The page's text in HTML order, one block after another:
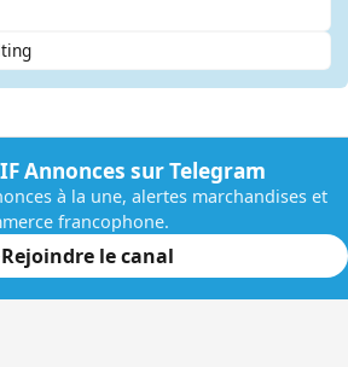
Annonces sur Telegram
à la une, alertes marchandises et
francophone.
Rejoindre le canal